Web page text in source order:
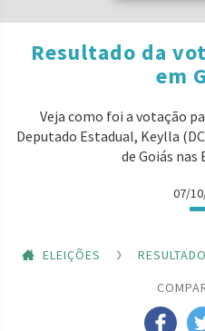
Resultado da
em
Veja como foi a votação
Deputado Estadual, Keylla
de Goiás nas
07/
ELEIÇÕES